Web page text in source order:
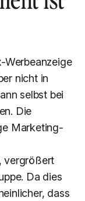
Werbeanzeige
nicht in
selbst bei
Die
Marketing-
vergrößert
Da dies
dass